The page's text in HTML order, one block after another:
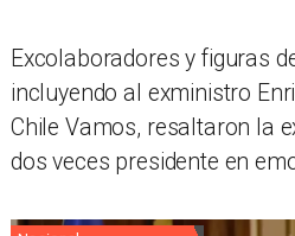
Excolaboradores y figuras
incluyendo al exministro
Chile Vamos, resaltaron la
dos veces presidente en